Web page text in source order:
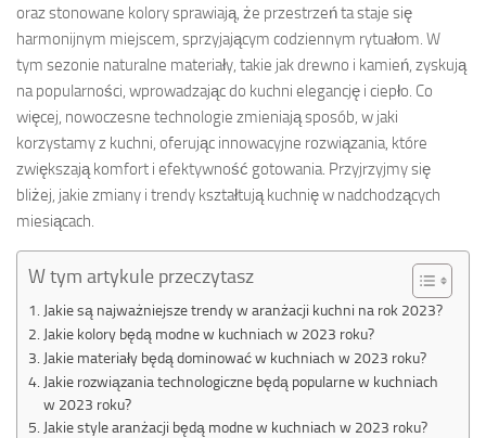
oraz stonowane kolory sprawiają, że przestrzeń ta staje się
harmonijnym miejscem, sprzyjającym codziennym rytuałom. W
tym sezonie naturalne materiały, takie jak drewno i kamień, zyskują
na popularności, wprowadzając do kuchni elegancję i ciepło. Co
więcej, nowoczesne technologie zmieniają sposób, w jaki
korzystamy z kuchni, oferując innowacyjne rozwiązania, które
zwiększają komfort i efektywność gotowania. Przyjrzyjmy się
bliżej, jakie zmiany i trendy kształtują kuchnię w nadchodzących
miesiącach.
W tym artykule przeczytasz
Jakie są najważniejsze trendy w aranżacji kuchni na rok 2023?
Jakie kolory będą modne w kuchniach w 2023 roku?
Jakie materiały będą dominować w kuchniach w 2023 roku?
Jakie rozwiązania technologiczne będą popularne w kuchniach
w 2023 roku?
Jakie style aranżacji będą modne w kuchniach w 2023 roku?